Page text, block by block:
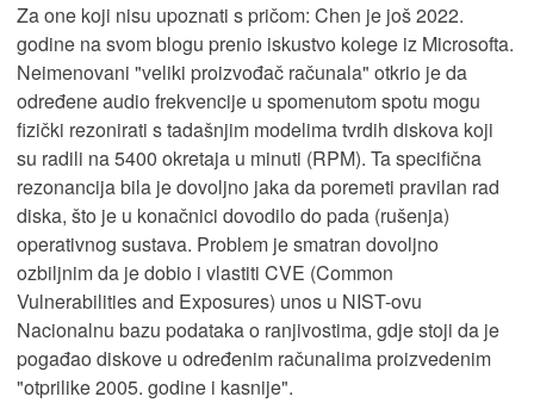
Za one koji nisu upoznati s pričom: Chen je još 2022.
godine na svom blogu prenio iskustvo kolege iz Microsofta.
Neimenovani "veliki proizvođač računala" otkrio je da
određene audio frekvencije u spomenutom spotu mogu
fizički rezonirati s tadašnjim modelima tvrdih diskova koji
su radili na 5400 okretaja u minuti (RPM). Ta specifična
rezonancija bila je dovoljno jaka da poremeti pravilan rad
diska, što je u konačnici dovodilo do pada (rušenja)
operativnog sustava. Problem je smatran dovoljno
ozbiljnim da je dobio i vlastiti CVE (Common
Vulnerabilities and Exposures) unos u NIST-ovu
Nacionalnu bazu podataka o ranjivostima, gdje stoji da je
pogađao diskove u određenim računalima proizvedenim
"otprilike 2005. godine i kasnije".